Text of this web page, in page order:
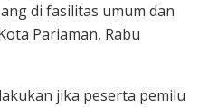
di fasilitas umum dan
Pariaman, Rabu
jika peserta pemilu